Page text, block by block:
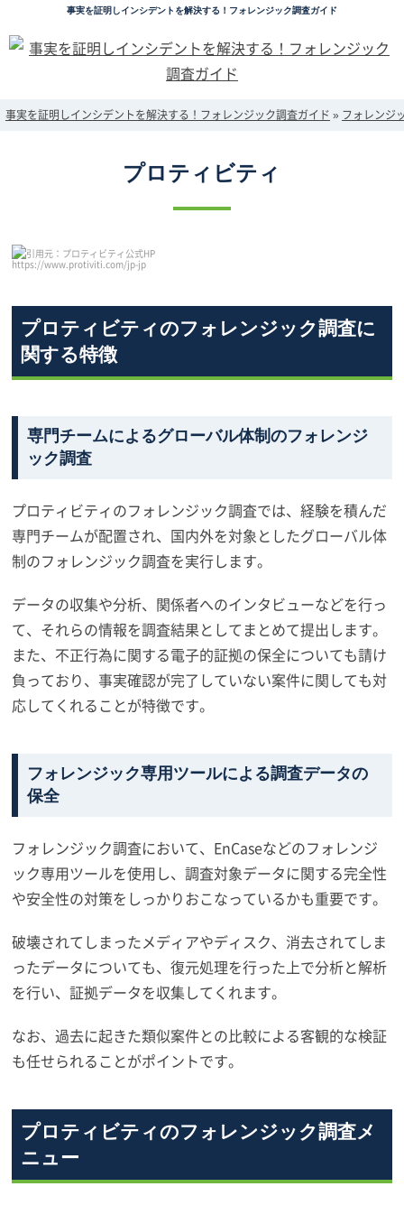
事実を証明しインシデントを解決する！フォレンジック調査ガイド
事実を証明しインシデントを解決する！フォレンジック調査ガイド » フォレンジ
プロティビティ
引用元：プロティビティ公式HP
https://www.protiviti.com/jp-jp
プロティビティのフォレンジック調査に
関する特徴
専門チームによるグローバル体制のフォレンジ
ック調査
プロティビティのフォレンジック調査では、経験を積んだ
専門チームが配置され、国内外を対象としたグローバル体
制のフォレンジック調査を実行します。
データの収集や分析、関係者へのインタビューなどを行っ
て、それらの情報を調査結果としてまとめて提出します。
また、不正行為に関する電子的証拠の保全についても請け
負っており、事実確認が完了していない案件に関しても対
応してくれることが特徴です。
フォレンジック専用ツールによる調査データの
保全
フォレンジック調査において、EnCaseなどのフォレンジ
ック専用ツールを使用し、調査対象データに関する完全性
や安全性の対策をしっかりおこなっているかも重要です。
破壊されてしまったメディアやディスク、消去されてしま
ったデータについても、復元処理を行った上で分析と解析
を行い、証拠データを収集してくれます。
なお、過去に起きた類似案件との比較による客観的な検証
も任せられることがポイントです。
プロティビティのフォレンジック調査メ
ニュー